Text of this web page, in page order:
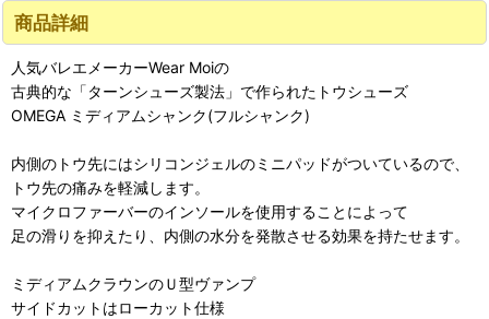
商品詳細
人気バレエメーカーWear Moiの
古典的な「ターンシューズ製法」で作られたトウシューズ
OMEGA ミディアムシャンク(フルシャンク)
内側のトウ先にはシリコンジェルのミニパッドがついているので、
トウ先の痛みを軽減します。
マイクロファーバーのインソールを使用することによって
足の滑りを抑えたり、内側の水分を発散させる効果を持たせます。
ミディアムクラウンのＵ型ヴァンプ
サイドカットはローカット仕様